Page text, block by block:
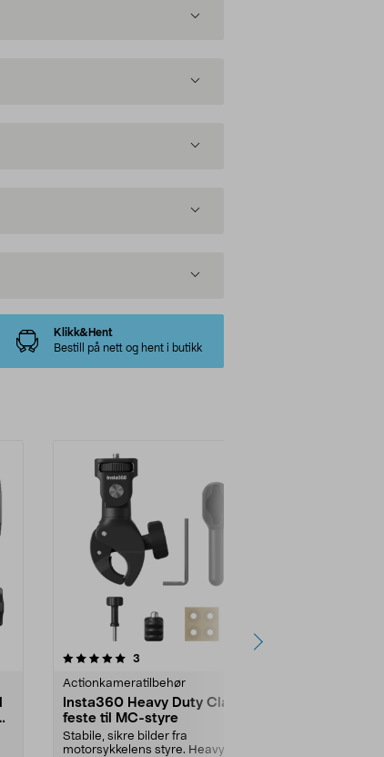
Klikk&Hent
Bestill på nett og hent i butikk
3
Actionkameratilbehør
Insta360 Heavy Duty Clamp
feste til MC-styre
Stabile, sikre bilder fra
motorsykkelens styre. Heavy Duty
0.0 av 5 stjerner